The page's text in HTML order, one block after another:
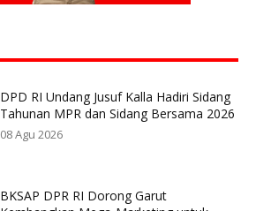
DPD RI Undang Jusuf Kalla Hadiri Sidang
Tahunan MPR dan Sidang Bersama 2026
08 Agu 2026
BKSAP DPR RI Dorong Garut